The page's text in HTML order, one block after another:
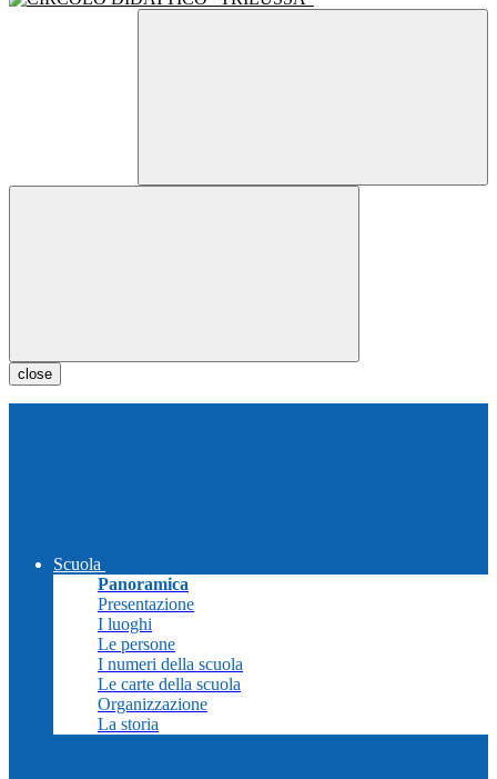
close
Scuola
Panoramica
Presentazione
I luoghi
Le persone
I numeri della scuola
Le carte della scuola
Organizzazione
La storia